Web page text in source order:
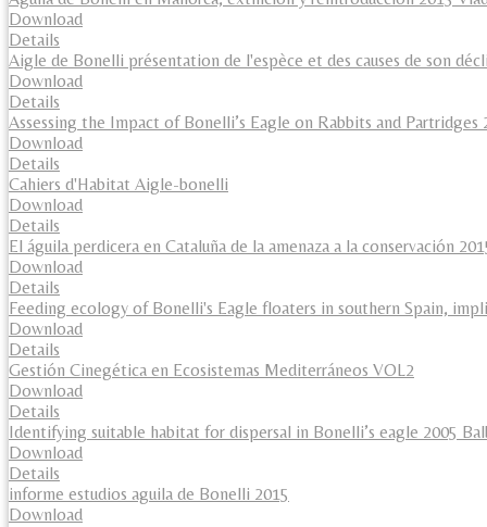
Download
Details
Aigle de Bonelli présentation de l'espèce et des causes de son
Download
Details
Assessing the Impact of Bonelli’s Eagle on Rabbits and
Download
Details
Cahiers d'Habitat Aigle-bonelli
Download
Details
El águila perdicera en Cataluña de la amenaza a la conservación
Download
Details
Feeding ecology of Bonelli's Eagle floaters in southern Spain,
Download
Details
Gestión Cinegética en Ecosistemas Mediterráneos VOL2
Download
Details
Identifying suitable habitat for dispersal in Bonelli’s eagle 2005
Download
Details
informe estudios aguila de Bonelli 2015
Download